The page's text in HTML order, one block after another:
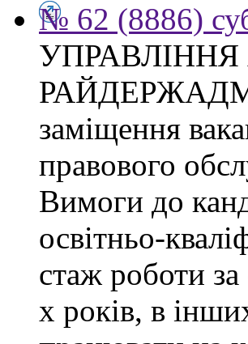
№ 62 (8886)
заміщення
правового
Вимоги до
освітньо-
стаж роботи
х років, в